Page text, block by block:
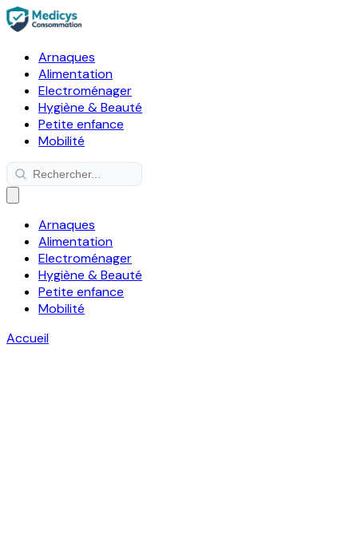
Arnaques
Alimentation
Electroménager
Hygiène & Beauté
Petite enfance
Mobilité
Arnaques
Alimentation
Electroménager
Hygiène & Beauté
Petite enfance
Mobilité
Accueil